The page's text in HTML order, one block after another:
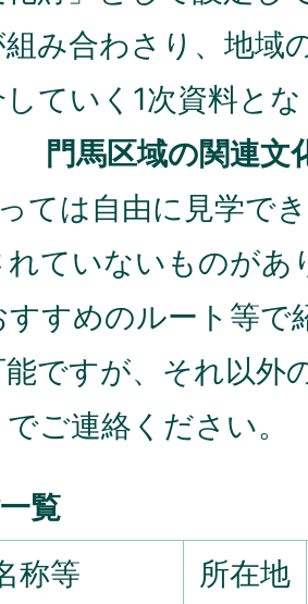
み合わさり、地域
ていく1次資料と
門馬区域の関連文
ては自由に見学で
れていないものがあ
すすめのルート等で
ですが、それ以外
ご連絡ください。
覧
称等
所在地